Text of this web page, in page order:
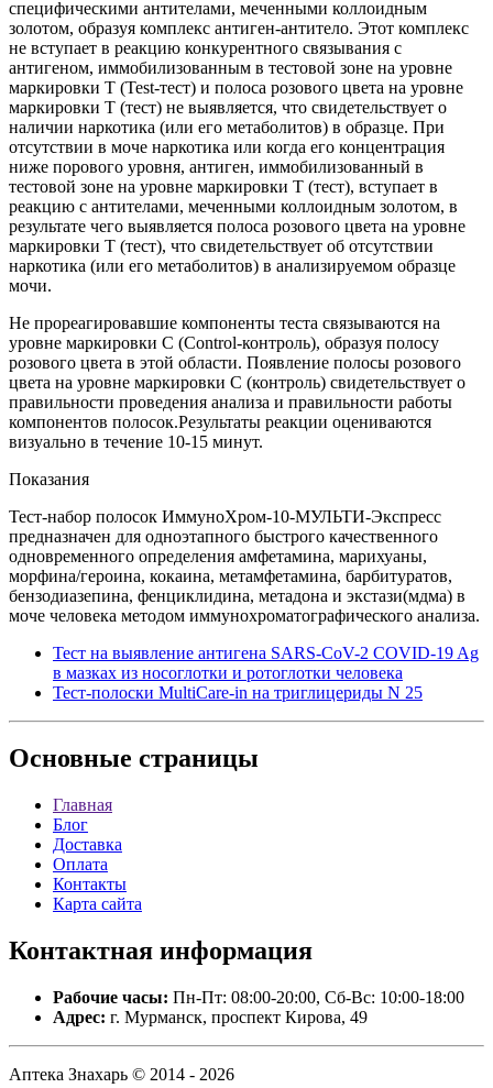
специфическими антителами, меченными коллоидным
золотом, образуя комплекс антиген-антитело. Этот комплекс
не вступает в реакцию конкурентного связывания с
антигеном, иммобилизованным в тестовой зоне на уровне
маркировки Т (Test-тест) и полоса розового цвета на уровне
маркировки Т (тест) не выявляется, что свидетельствует о
наличии наркотика (или его метаболитов) в образце. При
отсутствии в моче наркотика или когда его концентрация
ниже порового уровня, антиген, иммобилизованный в
тестовой зоне на уровне маркировки Т (тест), вступает в
реакцию с антителами, меченными коллоидным золотом, в
результате чего выявляется полоса розового цвета на уровне
маркировки Т (тест), что свидетельствует об отсутствии
наркотика (или его метаболитов) в анализируемом образце
мочи.
Не прореагировавшие компоненты теста связываются на
уровне маркировки С (Control-контроль), образуя полосу
розового цвета в этой области. Появление полосы розового
цвета на уровне маркировки С (контроль) свидетельствует о
правильности проведения анализа и правильности работы
компонентов полосок.Результаты реакции оцениваются
визуально в течение 10-15 минут.
Показания
Тест-набор полосок ИммуноХром-10-МУЛЬТИ-Экспресс
предназначен для одноэтапного быстрого качественного
одновременного определения амфетамина, марихуаны,
морфина/героина, кокаина, метамфетамина, барбитуратов,
бензодиазепина, фенциклидина, метадона и экстази(мдма) в
моче человека методом иммунохроматографического анализа.
Тест на выявление антигена SARS-CoV-2 COVID-19 Ag
в мазках из носоглотки и ротоглотки человека
Тест-полоски MultiCare-in на триглицериды N 25
Основные страницы
Главная
Блог
Доставка
Оплата
Контакты
Карта сайта
Контактная информация
Рабочие часы: Пн-Пт: 08:00-20:00, Сб-Вс: 10:00-18:00
Адрес: г. Мурманск, проспект Кирова, 49
Аптека Знахарь © 2014 - 2026